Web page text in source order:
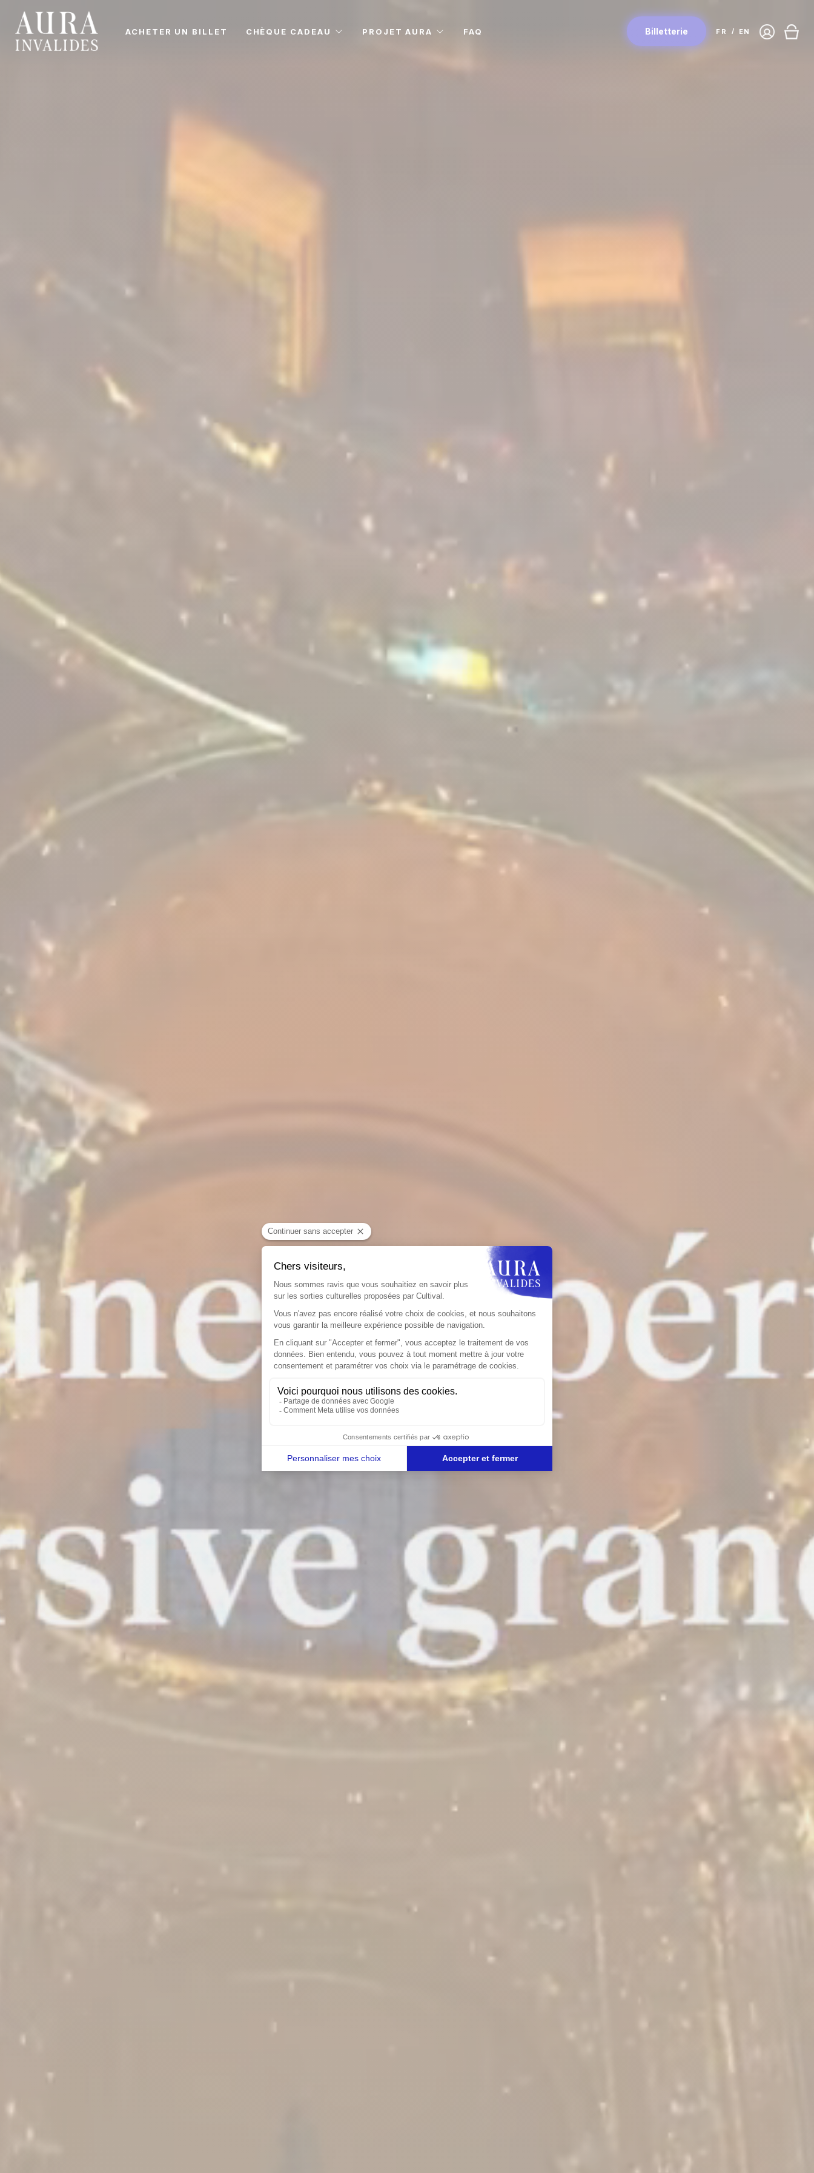
ACHETER UN BILLET CHÈQUE CADEAU PROJET AURA FAQ Billetterie FR EN
Panier